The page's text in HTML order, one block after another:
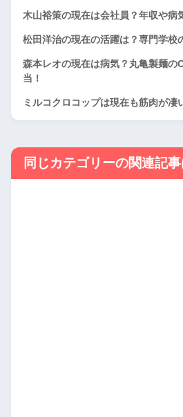
木山裕策の現在は会社員？年収や病
松田洋治の現在の活躍は？専門学校
森本レオの現在は病気？丸亀製麺の
当！
ミルコクロコップは現在も筋肉が凄
同じカテゴリーの関連記